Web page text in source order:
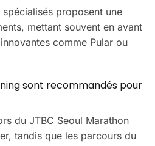
proposent une
mettant souvent en avant
comme Pular ou
sont recommandés pour
du JTBC Seoul Marathon
tandis que les parcours du